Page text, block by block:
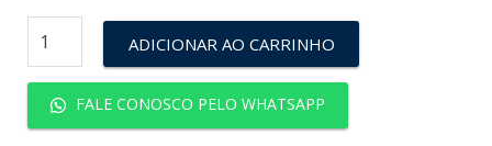
ADICIONAR AO CARRINHO
FALE CONOSCO PELO WHATSAPP